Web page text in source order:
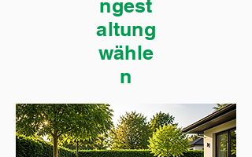
ngest
altung
wähle
n